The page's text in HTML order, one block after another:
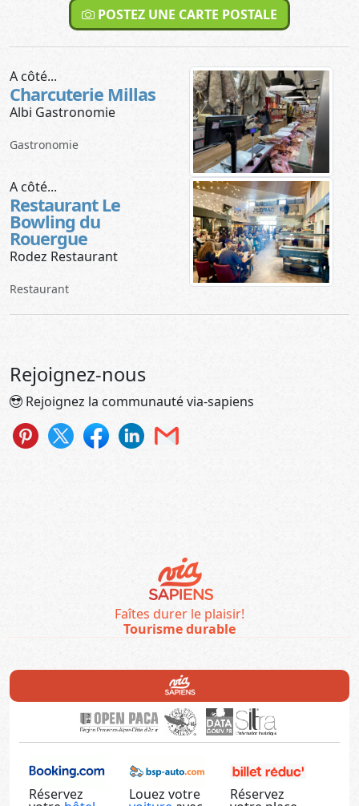
POSTEZ UNE CARTE POSTALE
A côté...
Charcuterie Millas
Albi Gastronomie
Gastronomie
A côté...
Restaurant Le
Bowling du
Rouergue
Rodez Restaurant
Restaurant
Rejoignez-nous
Rejoignez la communauté via-sapiens
Faîtes durer le plaisir!
Tourisme durable
Réservez Louez votre Réservez